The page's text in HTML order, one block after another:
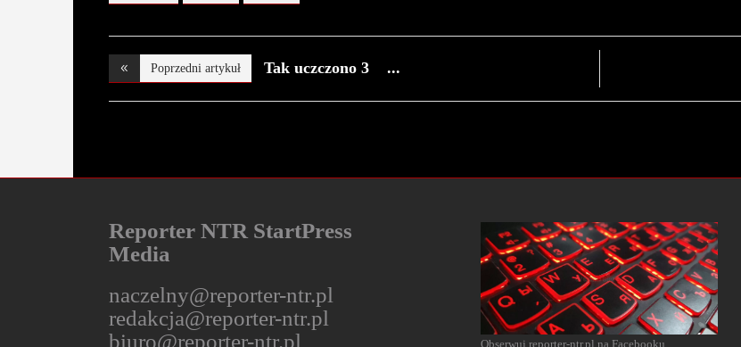
Poprzedni artykuł
Tak uczczono 3
Reporter NTR StartPress
Media
naczelny@reporter-ntr.pl
redakcja@reporter-ntr.pl
biuro@reporter-ntr.pl
Obserwuj reporter-ntr.pl na Facebooku